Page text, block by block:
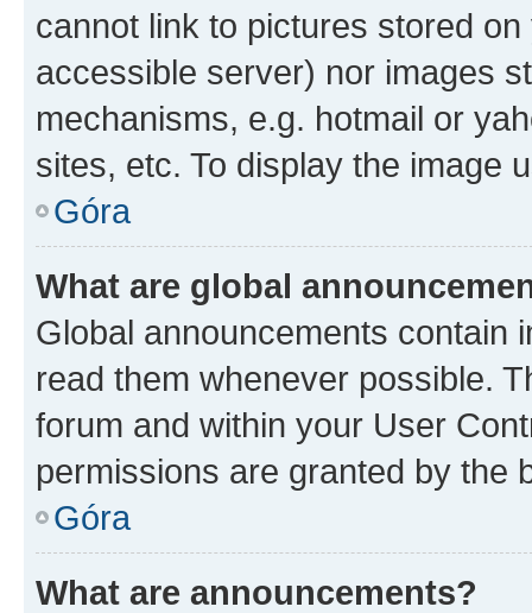
cannot link to pictures stored
accessible server) nor images
mechanisms, e.g. hotmail or
sites, etc. To display the image
Góra
What are global
Global announcements contain
read them whenever possible.
forum and within your User
permissions are granted by the
Góra
What are announcements?